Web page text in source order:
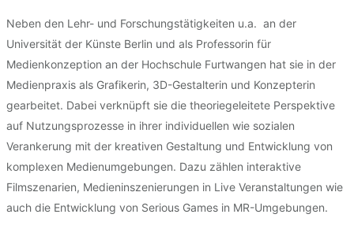
Neben den Lehr- und Forschungstätigkeiten u.a. an der
Universität der Künste Berlin und als Professorin für
Medienkonzeption an der Hochschule Furtwangen hat sie in der
Medienpraxis als Grafikerin, 3D-Gestalterin und Konzepterin
gearbeitet. Dabei verknüpft sie die theoriegeleitete Perspektive
auf Nutzungsprozesse in ihrer individuellen wie sozialen
Verankerung mit der kreativen Gestaltung und Entwicklung von
komplexen Medienumgebungen. Dazu zählen interaktive
Filmszenarien, Medieninszenierungen in Live Veranstaltungen wie
auch die Entwicklung von Serious Games in MR-Umgebungen.